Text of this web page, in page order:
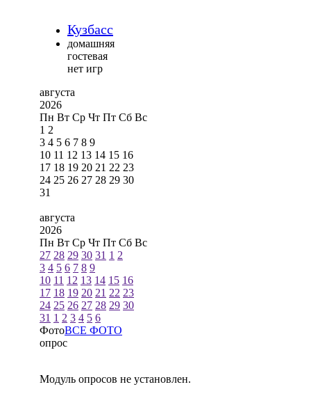
Кузбасс
домашняя
гостевая
нет игр
августа
2026
Пн Вт Ср Чт Пт Сб Вс
1 2
3 4 5 6 7 8 9
10 11 12 13 14 15 16
17 18 19 20 21 22 23
24 25 26 27 28 29 30
31
августа
2026
Пн Вт Ср Чт Пт Сб Вс
27 28 29 30 31 1 2
3 4 5 6 7 8 9
10 11 12 13 14 15 16
17 18 19 20 21 22 23
24 25 26 27 28 29 30
31 1 2 3 4 5 6
ФотоВСЕ ФОТО
опрос
Модуль опросов не установлен.